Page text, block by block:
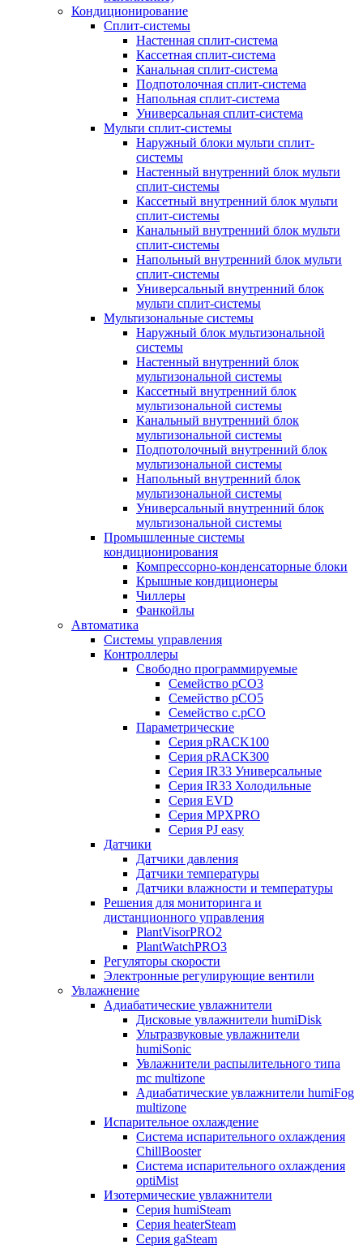
Кондиционирование
Сплит-системы
Настенная сплит-система
Кассетная сплит-система
Канальная сплит-система
Подпотолочная сплит-система
Напольная сплит-система
Универсальная сплит-система
Мульти сплит-системы
Наружный блоки мульти сплит-
системы
Настенный внутренний блок мульти
сплит-системы
Кассетный внутренний блок мульти
сплит-системы
Канальный внутренний блок мульти
сплит-системы
Напольный внутренний блок мульти
сплит-системы
Универсальный внутренний блок
мульти сплит-системы
Мультизональные системы
Наружный блок мультизональной
системы
Настенный внутренний блок
мультизональной системы
Кассетный внутренний блок
мультизональной системы
Канальный внутренний блок
мультизональной системы
Подпотолочный внутренний блок
мультизональной системы
Напольный внутренний блок
мультизональной системы
Универсальный внутренний блок
мультизональной системы
Промышленные системы
кондиционирования
Компрессорно-конденсаторные блоки
Крышные кондиционеры
Чиллеры
Фанкойлы
Автоматика
Системы управления
Контроллеры
Свободно программируемые
Семейство pCO3
Семейство pCO5
Семейство c.pCO
Параметрические
Серия pRACK100
Серия pRACK300
Серия IR33 Универсальные
Серия IR33 Холодильные
Серия EVD
Серия MPXPRO
Серия PJ easy
Датчики
Датчики давления
Датчики температуры
Датчики влажности и температуры
Решения для мониторинга и
дистанционного управления
PlantVisorPRO2
PlantWatchPRO3
Регуляторы скорости
Электронные регулирующие вентили
Увлажнение
Адиабатические увлажнители
Дисковые увлажнители humiDisk
Ультразвуковые увлажнители
humiSonic
Увлажнители распылительного типа
mc multizone
Адиабатические увлажнители humiFog
multizone
Испарительное охлаждение
Система испарительного охлаждения
ChillBooster
Система испарительного охлаждения
optiMist
Изотермические увлажнители
Серия humiSteam
Серия heaterSteam
Серия gaSteam